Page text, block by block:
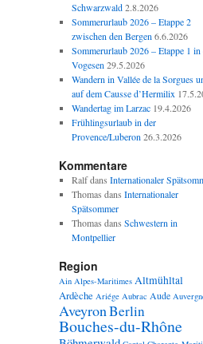
Schwarzwald 2.8.2026
Sommerurlaub 2026 – Etappe 2
zwischen den Bergen 6.6.2026
Sommerurlaub 2026 – Etappe 1 in
Vogesen 29.5.2026
Wandern in Vallée de la Sorgues
auf dem Causse d’Hermilix
Wandertag im Larzac 19.4.2026
Frühlingsurlaub in der
Provence/Luberon 26.3.2026
Kommentare
Ralfdans Internationaler
Thomas dans Internationaler
Spätsommer
Thomas dans Schwestern in
Montpellier
Region
Ain Alpes-Maritimes Altmühltal
Ardèche Ariége Aubrac Aude
AveyronBerlin
Bouches-du-Rhône